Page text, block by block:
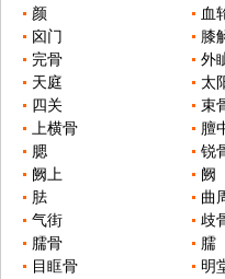
颜
血
囟门
膝
完骨
外
天庭
太
四关
束
上横骨
膻
腮
锐
阙上
阙
胠
曲
气街
歧
臑骨
臑
目眶骨
明